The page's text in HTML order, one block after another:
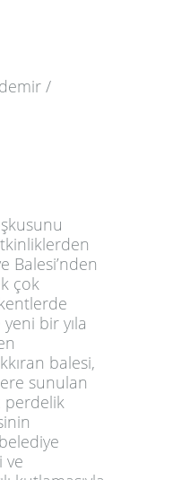
/
Balesi’nden
çok
bir yıla
balesi,
sunulan
perdelik
ve